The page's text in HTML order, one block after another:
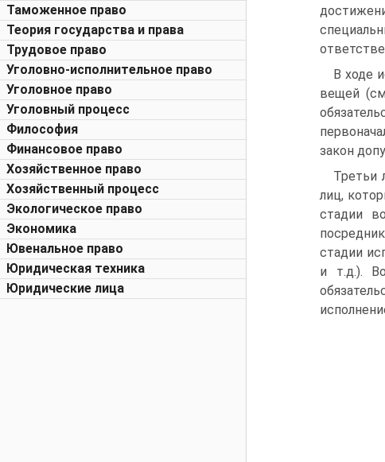
Таможенное право
Теория государства и права
Трудовое право
Уголовно-исполнительное право
Уголовное право
Уголовный процесс
Философия
Финансовое право
Хозяйственное право
Хозяйственный процесс
Экологическое право
Экономика
Ювенальное право
Юридическая техника
Юридические лица
В ходе
вещей
закон
Третьи
лиц,
стадии
стадии
и т.д.).